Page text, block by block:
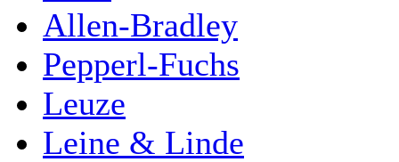
Allen-Bradley
Pepperl-Fuchs
Leuze
Leine & Linde